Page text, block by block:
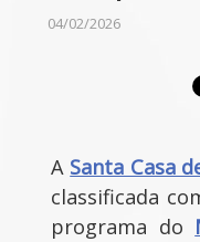
04/02/2026
A Santa Casa
classificada
programa do